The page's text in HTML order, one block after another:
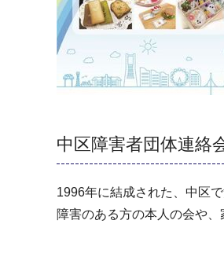
中区障害者団体連絡
1996年に結成された、中区
障害のある方の本人の会や